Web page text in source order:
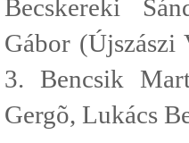
Becskereki
Gábor
3. Bencsik
Gergõ, Lukács